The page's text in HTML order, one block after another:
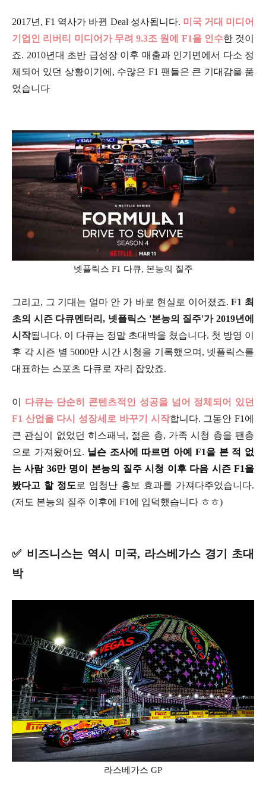
2017년, F1 역사가 바뀐 Deal 성사됩니다. 미국 거대 미디어
기업인 리버티 미디어가 무려 9.3조 원에 F1을 인수한 것이
죠. 2010년대 초반 급성장 이후 매출과 인기면에서 다소 정
체되어 있던 상황이기에, 수많은 F1 팬들은 큰 기대감을 품
었습니다
넷플릭스 F1 다큐, 본능의 질주
그리고, 그 기대는 얼마 안 가 바로 현실로 이어졌죠.F1 최
초의 시즌 다큐멘터리, 넷플릭스 '본능의 질주'가 2019년에
시작됩니다. 이 다큐는 정말 초대박을 쳤습니다. 첫 방영 이
후 각 시즌 별 5000만 시간 시청을 기록했으며, 넷플릭스를
대표하는 스포츠 다큐로 자리 잡았죠.
이 다큐는 단순히 콘텐츠적인 성공을 넘어 정체되어 있던
F1 산업을 다시 성장세로 바꾸기 시작합니다. 그동안 F1에
큰 관심이 없었던 히스패닉, 젊은 층, 가족 시청 층을 팬층
으로 가져왔어요. 닐슨 조사에 따르면 아예 F1을 본 적 없
는 사람 36만 명이 본능의 질주 시청 이후 다음 시즌 F1을
봤다고 할 정도 로 엄청난 홍보 효과를 가져다주었습니다.
(저도 본능의 질주 이후에 F1에 입덕했습니다 ㅎㅎ)
✅ 비즈니스는 역시 미국, 라스베가스 경기 초대
박
라스베가스 GP